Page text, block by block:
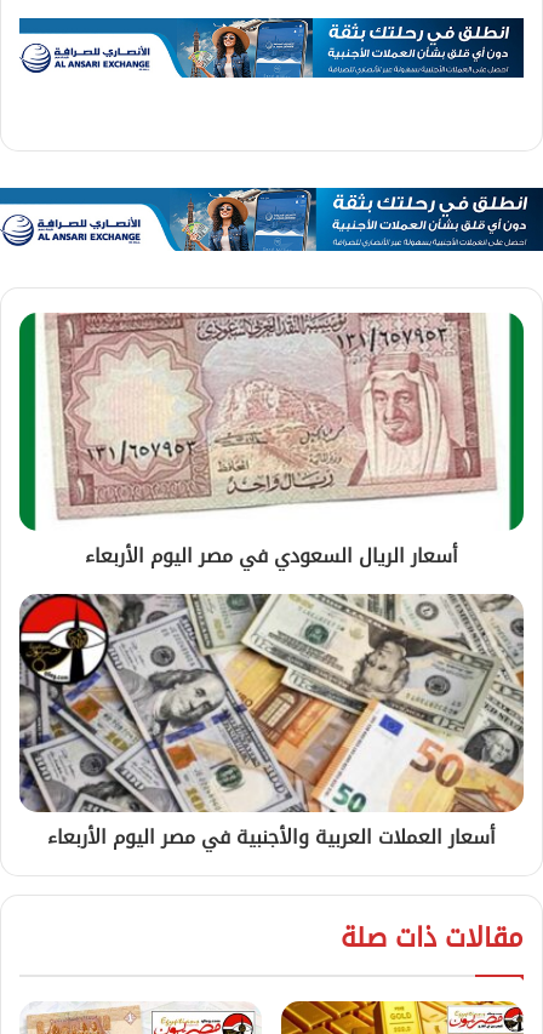
أسعار الريال السعودي في مصر اليوم الأربعاء
أسعار العملات العربية والأجنبية في مصر اليوم الأربعاء
مقالات ذات صلة